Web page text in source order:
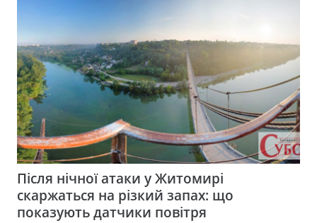
Після нічної атаки у Житомирі
скаржаться на різкий запах: що
показують датчики повітря